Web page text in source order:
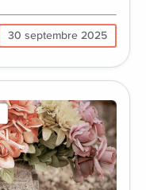
30 septembre 2025